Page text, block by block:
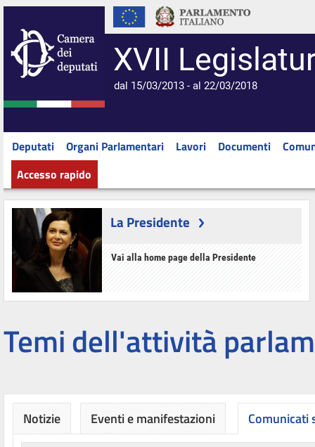
XVII
dal 15/03/2013 - al 22/03/2018
Deputati Organi Parlamentari Lavori Documenti
Accesso rapido
La Presidente
Vai alla home page della Presidente
Temi dell'attività
Notizie Eventi e manifestazioni Comunicati